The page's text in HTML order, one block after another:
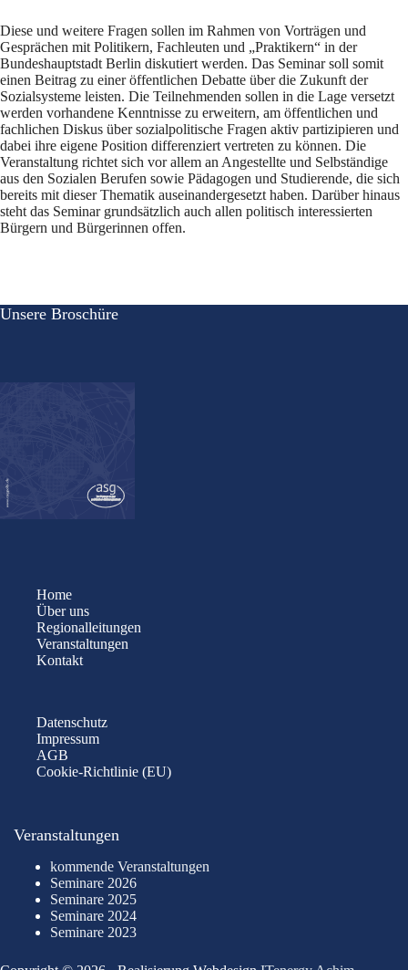
Diese und weitere Fragen sollen im Rahmen von Vorträgen und
Gesprächen mit Politikern, Fachleuten und „Praktikern“ in der
Bundeshauptstadt Berlin diskutiert werden. Das Seminar soll somit
einen Beitrag zu einer öffentlichen Debatte über die Zukunft der
Sozialsysteme leisten. Die Teilnehmenden sollen in die Lage versetzt
werden vorhandene Kenntnisse zu erweitern, am öffentlichen und
fachlichen Diskus über sozialpolitische Fragen aktiv partizipieren und
dabei ihre eigene Position differenziert vertreten zu können. Die
Veranstaltung richtet sich vor allem an Angestellte und Selbständige
aus den Sozialen Berufen sowie Pädagogen und Studierende, die sich
bereits mit dieser Thematik auseinandergesetzt haben. Darüber hinaus
steht das Seminar grundsätzlich auch allen politisch interessierten
Bürgern und Bürgerinnen offen.
Unsere Broschüre
Home
Über uns
Regionalleitungen
Veranstaltungen
Kontakt
Datenschutz
Impressum
AGB
Cookie-Richtlinie (EU)
Veranstaltungen
kommende Veranstaltungen
Seminare 2026
Seminare 2025
Seminare 2024
Seminare 2023